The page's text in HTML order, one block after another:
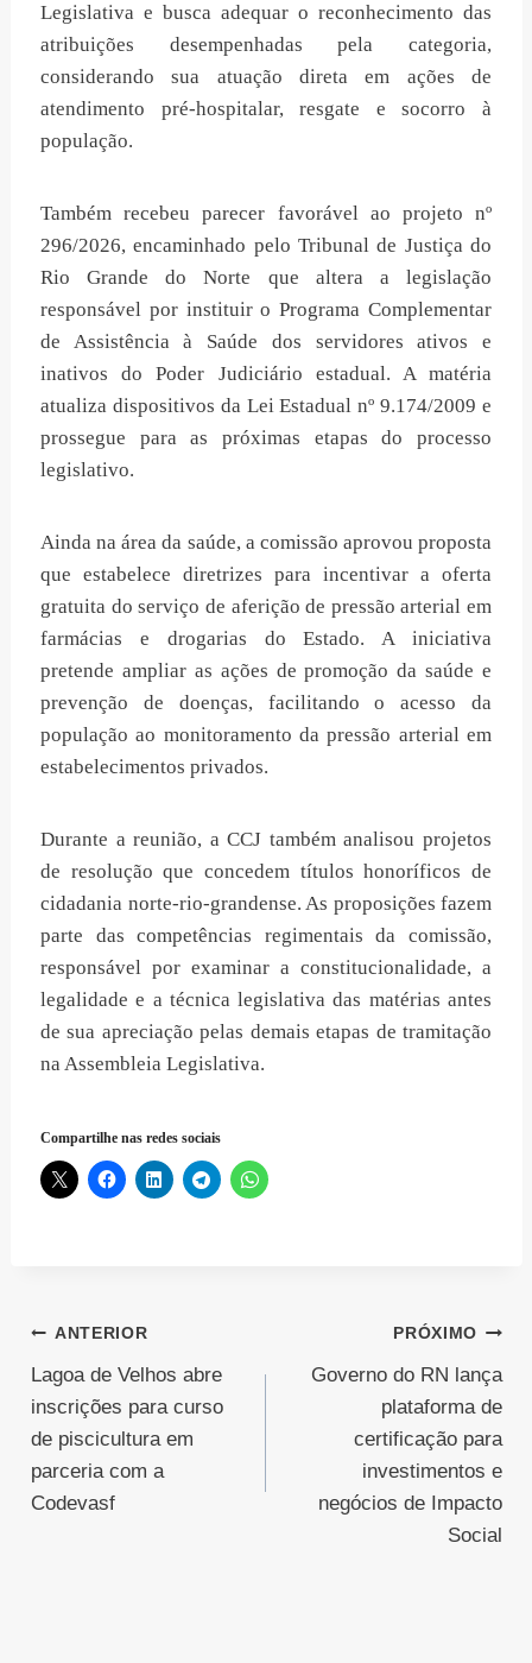
Legislativa e busca adequar o reconhecimento das
atribuições desempenhadas pela categoria,
considerando sua atuação direta em ações de
atendimento pré-hospitalar, resgate e socorro à
população.
Também recebeu parecer favorável ao projeto nº
296/2026, encaminhado pelo Tribunal de Justiça do
Rio Grande do Norte que altera a legislação
responsável por instituir o Programa Complementar
de Assistência à Saúde dos servidores ativos e
inativos do Poder Judiciário estadual. A matéria
atualiza dispositivos da Lei Estadual nº 9.174/2009 e
prossegue para as próximas etapas do processo
legislativo.
Ainda na área da saúde, a comissão aprovou proposta
que estabelece diretrizes para incentivar a oferta
gratuita do serviço de aferição de pressão arterial em
farmácias e drogarias do Estado. A iniciativa
pretende ampliar as ações de promoção da saúde e
prevenção de doenças, facilitando o acesso da
população ao monitoramento da pressão arterial em
estabelecimentos privados.
Durante a reunião, a CCJ também analisou projetos
de resolução que concedem títulos honoríficos de
cidadania norte-rio-grandense. As proposições fazem
parte das competências regimentais da comissão,
responsável por examinar a constitucionalidade, a
legalidade e a técnica legislativa das matérias antes
de sua apreciação pelas demais etapas de tramitação
na Assembleia Legislativa.
Compartilhe nas redes sociais
Navegação
de
Post
ANTERIOR
Lagoa de Velhos abre
inscrições para curso
de piscicultura em
parceria com a
Codevasf
PRÓXIMO
Governo do RN lança
plataforma de
certificação para
investimentos e
negócios de Impacto
Social